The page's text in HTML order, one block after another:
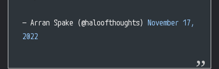
— Arran Spake (@haloofthoughts) November 17,
2022